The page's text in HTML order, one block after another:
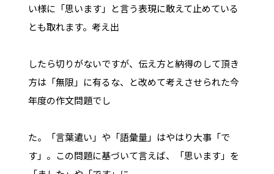
い様に「思います」と言う表現に敢えて止めている
とも取れます。考え出
したら切りがないですが、伝え方と納得のして頂き
方は「無限」に有るな、と改めて考えさせられた今
年度の作文問題でし
た。「言葉遣い」や「語彙量」はやはり大事「で
す」。この問題に基づいて言えば、「思います」を